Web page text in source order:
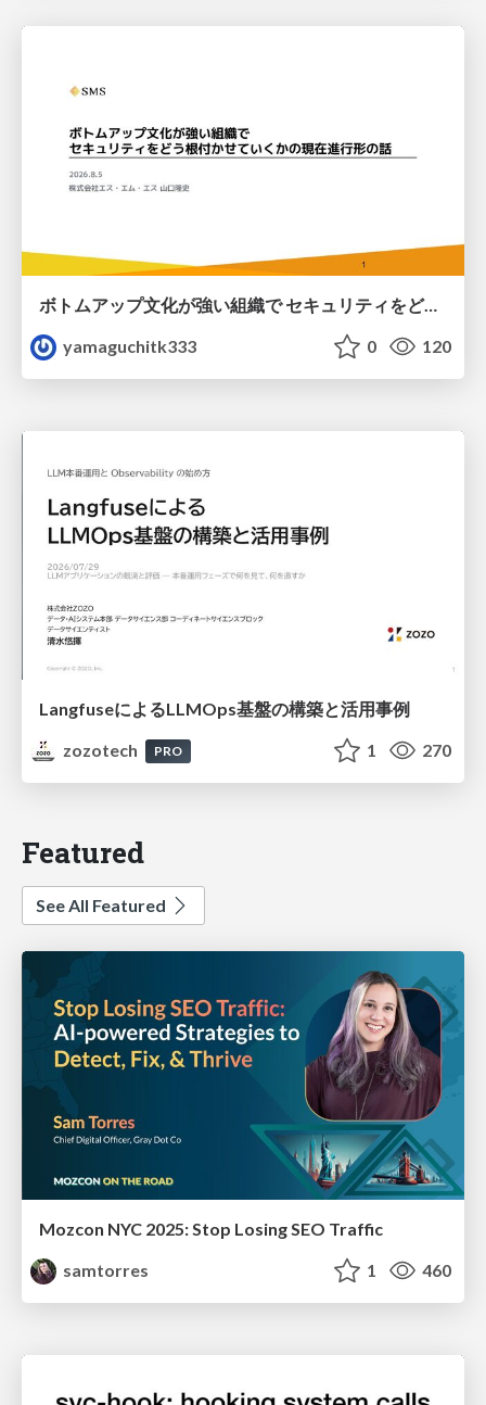
ボトムアップ文化が強い組織で セキュリティをどう根付かせていくかの現在進行形の話 / Making Security Stick in a Bottom-Up Organization
yamaguchitk333
0 120
LangfuseによるLLMOps基盤の構築と活用事例
zozotech
PRO 1 270
Featured
See All Featured
Mozcon NYC 2025: Stop Losing SEO Traffic
samtorres
1 460